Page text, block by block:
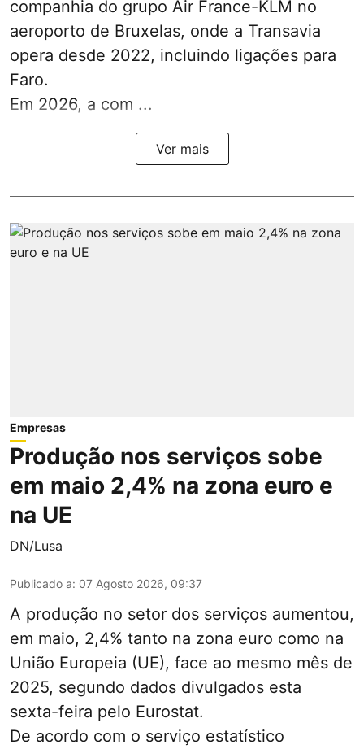
companhia do grupo Air France-KLM no
aeroporto de Bruxelas, onde a Transavia
opera desde 2022, incluindo ligações para
Faro.
Em 2026, a com ...
Ver mais
Empresas
Produção nos serviços sobe
em maio 2,4% na zona euro e
na UE
DN/Lusa
Publicado a: 07 Agosto 2026, 09:37
A produção no setor dos serviços aumentou,
em maio, 2,4% tanto na zona euro como na
União Europeia (UE), face ao mesmo mês de
2025, segundo dados divulgados esta
sexta-feira pelo Eurostat.
De acordo com o serviço estatístico